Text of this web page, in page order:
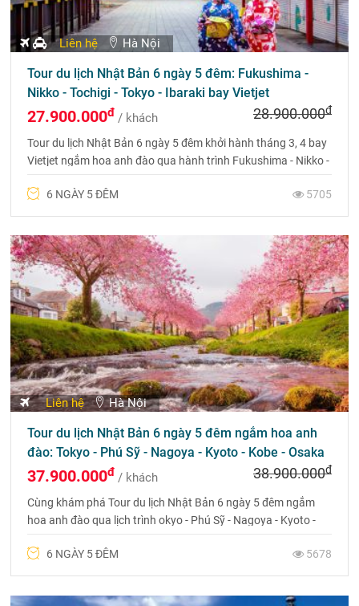
Liên hệ Hà Nội
Tour du lịch Nhật Bản 6 ngày 5 đêm: Fukushima -
Nikko - Tochigi - Tokyo - Ibaraki bay Vietjet
27.900.000đ / khách 28.900.000đ
Tour du lịch Nhật Bản 6 ngày 5 đêm khởi hành tháng 3, 4 bay
Vietjet ngắm hoa anh đào qua hành trình Fukushima - Nikko -
6 NGÀY 5 ĐÊM
5705
Liên hệ Hà Nội
Tour du lịch Nhật Bản 6 ngày 5 đêm ngắm hoa anh
đào: Tokyo - Phú Sỹ - Nagoya - Kyoto - Kobe - Osaka
37.900.000đ / khách 38.900.000đ
Cùng khám phá Tour du lịch Nhật Bản 6 ngày 5 đêm ngắm
hoa anh đào qua lịch trình okyo - Phú Sỹ - Nagoya - Kyoto -
6 NGÀY 5 ĐÊM
5678